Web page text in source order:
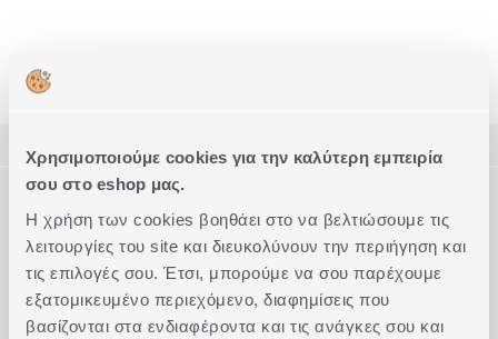
Χρησιμοποιούμε cookies για την καλύτερη εμπειρία
σου στο eshop μας.
Η χρήση των cookies βοηθάει στο να βελτιώσουμε τις
λειτουργίες του site και διευκολύνουν την περιήγηση και
τις επιλογές σου. Έτσι, μπορούμε να σου παρέχουμε
εξατομικευμένο περιεχόμενο, διαφημίσεις που
βασίζονται στα ενδιαφέροντα και τις ανάγκες σου και
ύφασμα από 75% βαμβάκι - 25% πολυεστέρας.
Συνδυάζεται με το αντίστοιχο διακοσμητικό μαξιλάρι
διάστασης 50x50cm.
Διαθέσιμο σε 4 αποχρώσεις και σε 4 διαστάσεις (τετραθέσιο
μόνο σε γκρι και εκρού).
ΤΕΧΝΙΚΑ ΧΑΡΑΚΤΗΡΙΣΤΙΚΑ
Διάσταση
Ποιότητα 75% Βαμβάκι - 25% Πολυεστέρας
Ακριβείς διαστάσεις 170x350
Συμπληρώστε το Look